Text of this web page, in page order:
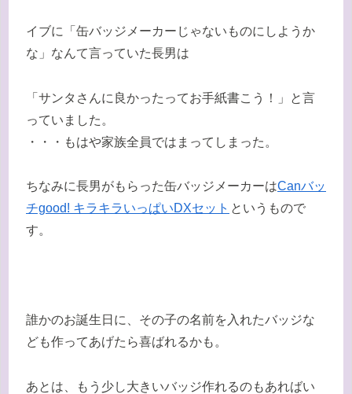
イブに「缶バッジメーカーじゃないものにしようか
な」なんて言っていた長男は
「サンタさんに良かったってお手紙書こう！」と言
っていました。
・・・もはや家族全員ではまってしまった。
ちなみに長男がもらった缶バッジメーカーはCanバッ
チgood! キラキラいっぱいDXセット というもので
す。
誰かのお誕生日に、その子の名前を入れたバッジな
ども作ってあげたら喜ばれるかも。
あとは、もう少し大きいバッジ作れるのもあればい